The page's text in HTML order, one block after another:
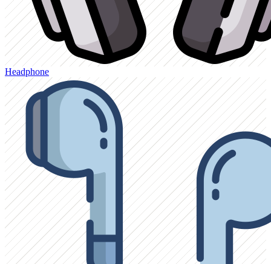
Headphone